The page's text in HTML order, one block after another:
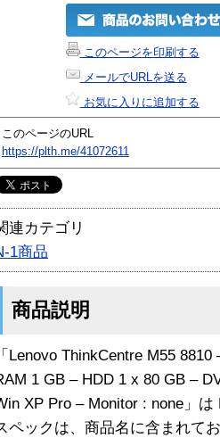
このページを印刷する
メールでURLを送る
お気に入りに追加する
このページのURL
https://plth.me/41072611
連カテゴリ
1商品
商品説明
「Lenovo ThinkCentre M55
1 GB – HDD 1 x 80 GB –
XP Pro – Monitor : none」は
ペックは、商品名に含まれて